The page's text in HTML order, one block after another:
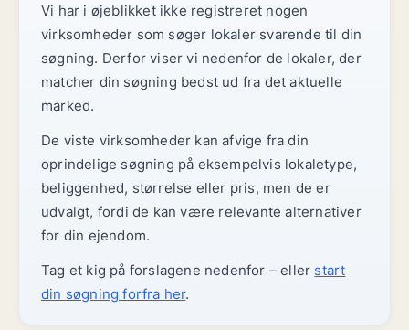
Vi har i øjeblikket ikke registreret nogen
virksomheder som søger lokaler svarende til din
søgning. Derfor viser vi nedenfor de lokaler, der
matcher din søgning bedst ud fra det aktuelle
marked.
De viste virksomheder kan afvige fra din
oprindelige søgning på eksempelvis lokaletype,
beliggenhed, størrelse eller pris, men de er
udvalgt, fordi de kan være relevante alternativer
for din ejendom.
Tag et kig på forslagene nedenfor – eller start
din søgning forfra her.